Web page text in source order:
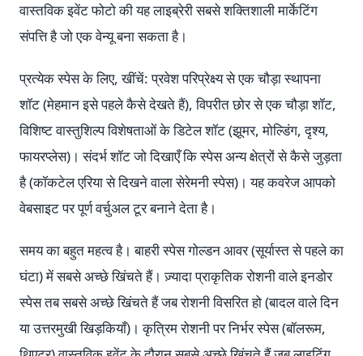
वास्तविक इवेंट फोटो की यह लाइब्रेरी सबसे शक्तिशाली मार्केटिंग
संपत्ति है जो एक वेन्यू बना सकता है।
प्रत्येक स्पेस के लिए, खींचें: प्रवेश परिप्रेक्ष्य से एक चौड़ा स्थापना
शॉट (मेहमान इसे पहले कैसे देखते हैं), विपरीत छोर से एक चौड़ा शॉट,
विशिष्ट वास्तुशिल्प विशेषताओं के डिटेल शॉट (झूमर, मोल्डिंग, दृश्य,
फायरप्लेस)। संदर्भ शॉट जो दिखाएँ कि स्पेस अन्य क्षेत्रों से कैसे जुड़ता
है (कॉकटेल एरिया से दिखने वाला सेरेमनी स्पेस)। यह कवरेज आपको
वेबसाइट पर पूर्ण वर्चुअल टूर बनाने देता है।
समय का बहुत महत्व है। बाहरी स्पेस गोल्डन आवर (सूर्यास्त से पहले का
घंटा) में सबसे अच्छे खिंचते हैं। ज़्यादा प्राकृतिक रोशनी वाले इनडोर
स्पेस तब सबसे अच्छे खिंचते हैं जब रोशनी विसरित हो (बादल वाले दिन
या उत्तरमुखी खिड़कियाँ)। कृत्रिम रोशनी पर निर्भर स्पेस (बॉलरूम,